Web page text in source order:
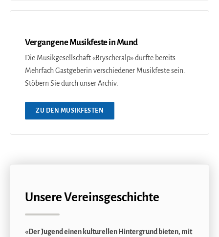
Vergangene Musikfeste in Mund
Die Musikgesellschaft «Bryscheralp» durfte bereits
Mehrfach Gastgeberin verschiedener Musikfeste sein.
Stöbern Sie durch unser Archiv.
ZU DEN MUSIKFESTEN
Unsere Vereinsgeschichte
«Der Jugend einen kulturellen Hintergrund bieten, mit